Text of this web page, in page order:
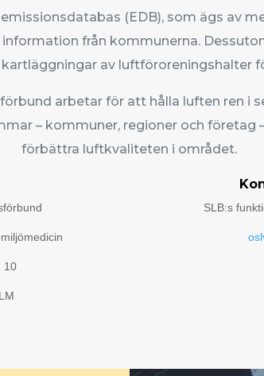
(EDB), som ägs av
information från kommunerna.
av luftföroreningshalter
arbetar för att hålla luften ren i
– kommuner, regioner och
förbättra luftkvaliteten i området.
10
SLB:s